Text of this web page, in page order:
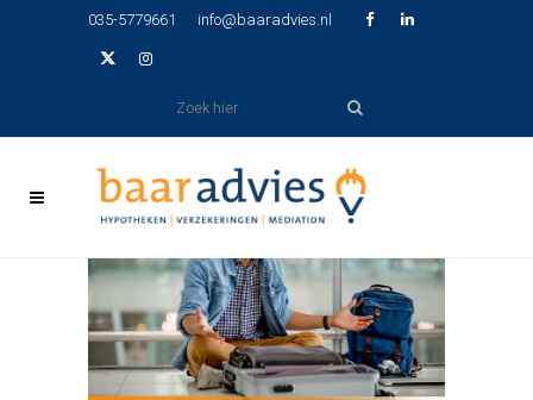
035-5779661 info@baaradvies.nl